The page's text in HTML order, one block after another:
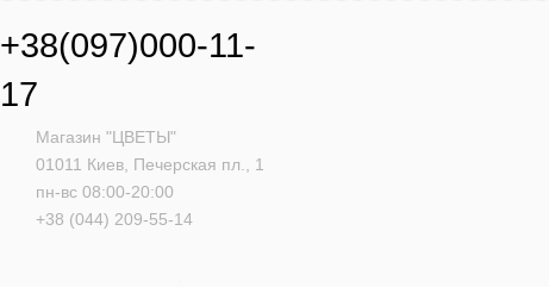
+38(097)000-11-
17
Магазин "ЦВЕТЫ"
01011 Киев, Печерская пл., 1
пн-вс 08:00-20:00
+38 (044) 209-55-14